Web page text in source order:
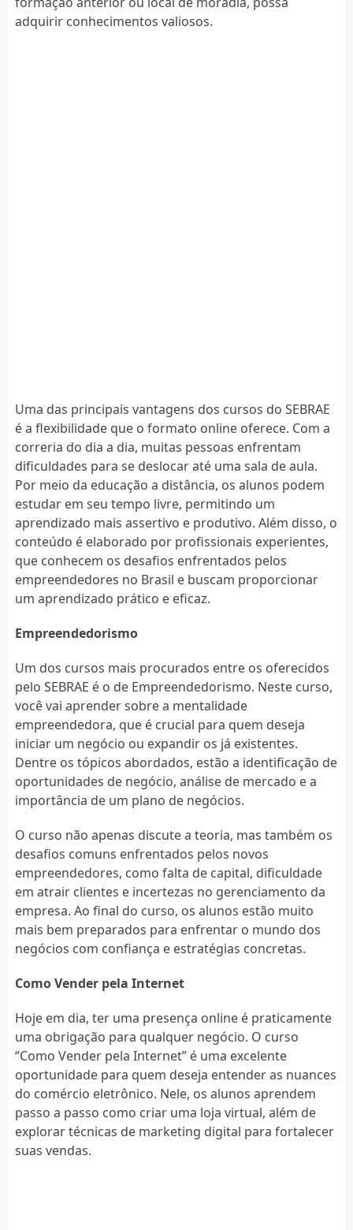
adquirir conhecimentos valiosos.
Uma das principais vantagens dos cursos do SEBRAE
é a flexibilidade que o formato online oferece. Com a
correria do dia a dia, muitas pessoas enfrentam
dificuldades para se deslocar até uma sala de aula.
Por meio da educação a distância, os alunos podem
estudar em seu tempo livre, permitindo um
aprendizado mais assertivo e produtivo. Além disso, o
conteúdo é elaborado por profissionais experientes,
que conhecem os desafios enfrentados pelos
empreendedores no Brasil e buscam proporcionar
um aprendizado prático e eficaz.
Empreendedorismo
Um dos cursos mais procurados entre os oferecidos
pelo SEBRAE é o de Empreendedorismo. Neste curso,
você vai aprender sobre a mentalidade
empreendedora, que é crucial para quem deseja
iniciar um negócio ou expandir os já existentes.
Dentre os tópicos abordados, estão a identificação de
oportunidades de negócio, análise de mercado e a
importância de um plano de negócios.
O curso não apenas discute a teoria, mas também os
desafios comuns enfrentados pelos novos
empreendedores, como falta de capital, dificuldade
em atrair clientes e incertezas no gerenciamento da
empresa. Ao final do curso, os alunos estão muito
mais bem preparados para enfrentar o mundo dos
negócios com confiança e estratégias concretas.
Como Vender pela Internet
Hoje em dia, ter uma presença online é praticamente
uma obrigação para qualquer negócio. O curso
“Como Vender pela Internet” é uma excelente
oportunidade para quem deseja entender as nuances
do comércio eletrônico. Nele, os alunos aprendem
passo a passo como criar uma loja virtual, além de
explorar técnicas de marketing digital para fortalecer
suas vendas.